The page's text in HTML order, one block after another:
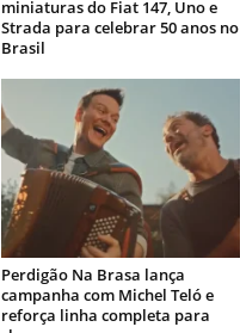
miniaturas do Fiat 147, Uno e
Strada para celebrar 50 anos no
Brasil
Perdigão Na Brasa lança
campanha com Michel Teló e
reforça linha completa para